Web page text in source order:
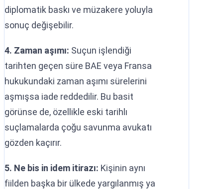
diplomatik baskı ve müzakere yoluyla
sonuç değişebilir.
4. Zaman aşımı: Suçun işlendiği
tarihten geçen süre BAE veya Fransa
hukukundaki zaman aşımı sürelerini
aşmışsa iade reddedilir. Bu basit
görünse de, özellikle eski tarihlı
suçlamalarda çoğu savunma avukatı
gözden kaçırır.
5. Ne bis in idem itirazı: Kişinin aynı
fiilden başka bir ülkede yargılanmış ya